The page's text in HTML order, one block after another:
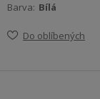
Barva: Bílá
Do oblíbených